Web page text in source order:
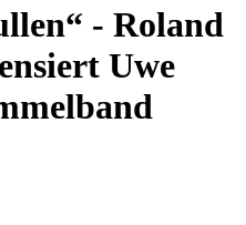
- Roland
Uwe